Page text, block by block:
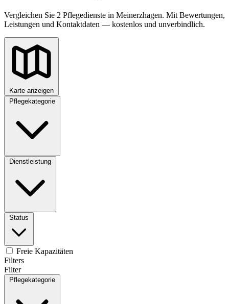
Vergleichen Sie 2 Pflegedienste in Meinerzhagen. Mit Bewertungen,
Leistungen und Kontaktdaten — kostenlos und unverbindlich.
Karte anzeigen
Pflegekategorie
Dienstleistung
Status
Freie Kapazitäten
Filters
Filter
Pflegekategorie